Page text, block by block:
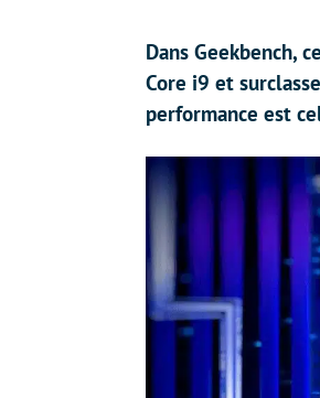
Dans Geekbench,
Core i9 et
performance est